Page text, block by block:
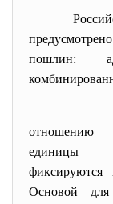
пошлин:
единицы
Основой